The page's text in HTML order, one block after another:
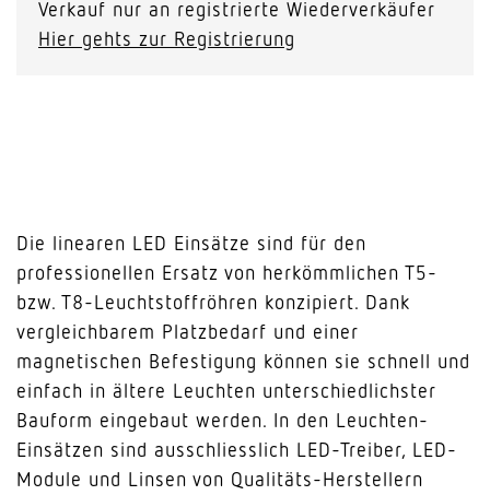
Verkauf nur an registrierte Wiederverkäufer
Hier gehts zur Registrierung
Die linearen LED Einsätze sind für den
professionellen Ersatz von herkömmlichen T5-
bzw. T8-Leuchtstoffröhren konzipiert. Dank
vergleichbarem Platzbedarf und einer
magnetischen Befestigung können sie schnell und
einfach in ältere Leuchten unterschiedlichster
Bauform eingebaut werden. In den Leuchten-
Einsätzen sind ausschliesslich LED-Treiber, LED-
Module und Linsen von Qualitäts-Herstellern